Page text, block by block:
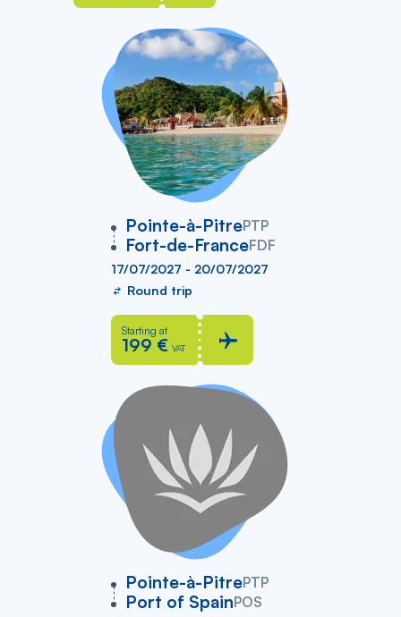
Pointe-à-PitrePTP
vers
Fort-de-FranceFDF
17/07/2027 - 20/07/2027
Round trip
Starting at
199 € VAT
Pointe-à-PitrePTP
vers
Port of SpainPOS